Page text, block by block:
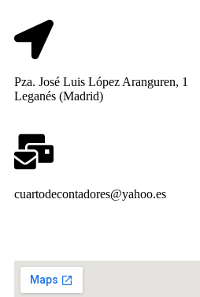
Pza. José Luis López Aranguren, 1
Leganés (Madrid)
cuartodecontadores@yahoo.es